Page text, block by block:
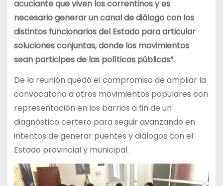
acuciante que viven los correntinos y es
necesario generar un canal de diálogo con los
distintos funcionarios del Estado para articular
soluciones conjuntas, donde los movimientos
sean participes de las políticas públicas”.
De la reunión quedó el compromiso de ampliar la
convocatoria a otros movimientos populares con
representación en los barrios a fin de un
diagnóstico certero para seguir avanzando en
intentos de generar puentes y diálogos con el
Estado provincial y municipal.